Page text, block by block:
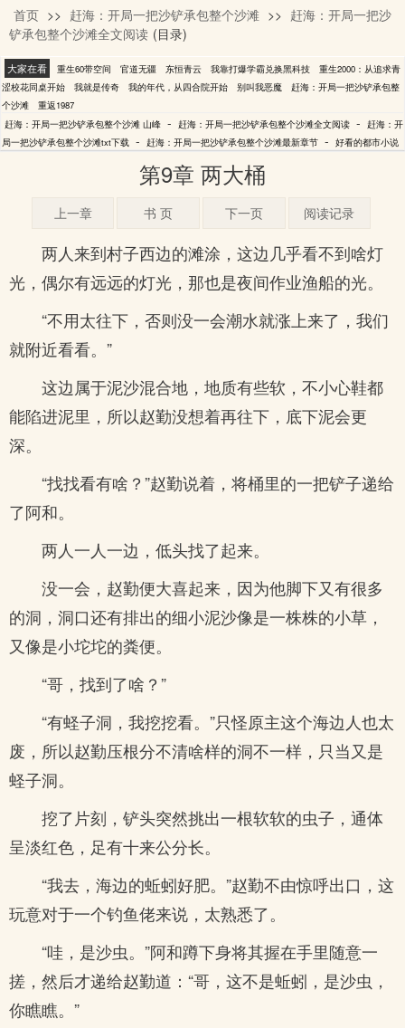
山峰
首页 >> 赶海：开局一把沙铲承包整个沙滩 >> 赶海：开局一把沙
铲承包整个沙滩全文阅读 (目录)
大家在看 重生60带空间 官道无疆 东恒青云 我靠打爆学霸兑换黑科技
重生2000：从追求青
涩校花同桌开始
我就是传奇 我的年代，从四合院开始 别叫我恶魔
赶海：开局一把沙铲承包整
个沙滩
重返1987
赶海：开局一把沙铲承包整个沙滩 山峰 - 赶海：开局一把沙铲承包整个沙滩全文阅读 - 赶海：开
局一把沙铲承包整个沙滩txt下载 - 赶海：开局一把沙铲承包整个沙滩最新章节 - 好看的都市小说
第9章 两大桶
上一章 书 页 下一页 阅读记录
两人来到村子西边的滩涂，这边几乎看不到啥灯
光，偶尔有远远的灯光，那也是夜间作业渔船的光。
“不用太往下，否则没一会潮水就涨上来了，我们
就附近看看。”
这边属于泥沙混合地，地质有些软，不小心鞋都
能陷进泥里，所以赵勤没想着再往下，底下泥会更
深。
“找找看有啥？”赵勤说着，将桶里的一把铲子递给
了阿和。
两人一人一边，低头找了起来。
没一会，赵勤便大喜起来，因为他脚下又有很多
的洞，洞口还有排出的细小泥沙像是一株株的小草，
又像是小坨坨的粪便。
“哥，找到了啥？”
“有蛏子洞，我挖挖看。”只怪原主这个海边人也太
废，所以赵勤压根分不清啥样的洞不一样，只当又是
蛏子洞。
挖了片刻，铲头突然挑出一根软软的虫子，通体
呈淡红色，足有十来公分长。
“我去，海边的蚯蚓好肥。”赵勤不由惊呼出口，这
玩意对于一个钓鱼佬来说，太熟悉了。
“哇，是沙虫。”阿和蹲下身将其握在手里随意一
搓，然后才递给赵勤道：“哥，这不是蚯蚓，是沙虫，
你瞧瞧。”